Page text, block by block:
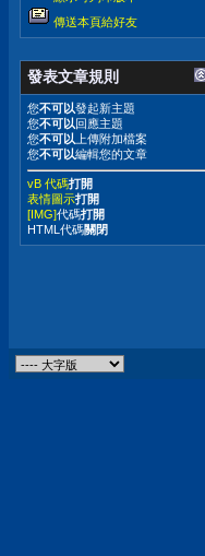
傳送本頁給好友
發表文章規則
您不可以發起新主題
您不可以 回應主題
您不可以 上傳附加檔案
您不可以編輯您的文章
vB 代碼打開
表情圖示打開
[IMG]代碼打開
HTML代碼關閉